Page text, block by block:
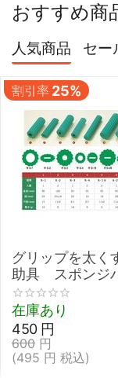
おすすめ商
人気商品 セー
割引率 25%
グリップを太く
助具 スポンジ
ル 【介護 握力
鉛筆 取り外し 太
ーン】
在庫あり
600 円
450 円
(495 円 税込)